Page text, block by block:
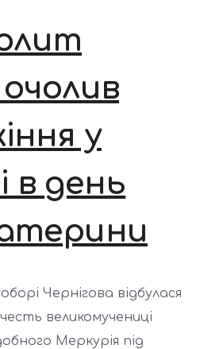
очолив
у
в день
Чернігова відбулася
великомучениці
Меркурія під